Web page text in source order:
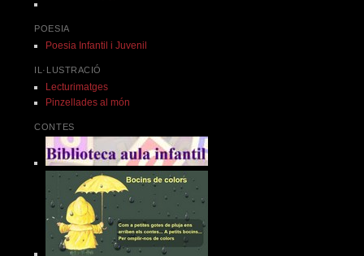
POESIA
Poesia Infantil i Juvenil
IL·LUSTRACIÓ
Lecturimatges
Pinzellades al món
CONTES